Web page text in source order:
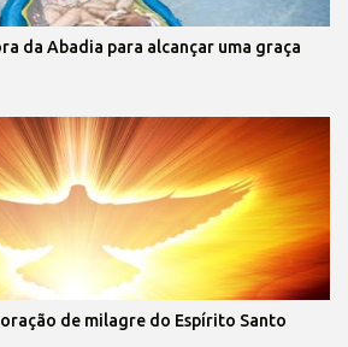
da Abadia para alcançar uma graça
de milagre do Espírito Santo